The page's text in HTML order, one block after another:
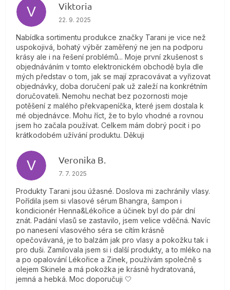
V Viktoria
Hodnotenie obchodu je 4 z 5 hviezdičiek.
22. 9. 2025
Nabídka sortimentu produkce značky Tarani je vice než
uspokojivá, bohatý výběr zaměřený ne jen na podporu
krásy ale i na řešení problémů... Moje první zkušenost s
objednáváním v tomto elektronickém obchodě byla dle
mých představ o tom, jak se mají zpracovávat a vyřizovat
objednávky, doba doručení pak už zaleží na konkrétním
doručovateli. Nemohu nechat bez pozornosti moje
potěšení z malého překvapeníčka, které jsem dostala k
mé objednávce. Mohu říct, že to bylo vhodné a rovnou
jsem ho začala používat. Celkem mám dobrý pocit i po
krátkodobém užívání produktu. Děkuji
V Veronika B.
Hodnotenie obchodu je 5 z 5 hviezdičiek.
7. 7. 2025
Produkty Tarani jsou úžasné. Doslova mi zachránily vlasy.
Pořídila jsem si vlasové sérum Bhangra, šampon i
kondicionér Henna&Lékořice a účinek byl do pár dní
znát. Padání vlasů se zastavilo, jsem velice vděčná. Navíc
po nanesení vlasového séra se cítím krásně
opečovávaná, je to balzám jak pro vlasy a pokožku tak i
pro duši. Zamilovala jsem si i další produkty, a to mléko na
a po opalování Lékořice a Zinek, používám společně s
olejem Skinele a má pokožka je krásně hydratovaná,
jemná a hebká. Moc doporučuji 🤍